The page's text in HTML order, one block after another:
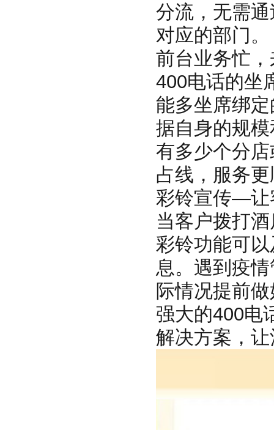
分流，无需
对应的部门。
前台业务忙
400电话的坐
能多坐席绑
据自身的规
有多少个分
占线，服务
彩铃宣传—让
当客户拨打
彩铃功能可
息。遇到疫
际情况提前
强大的400电
解决方案，